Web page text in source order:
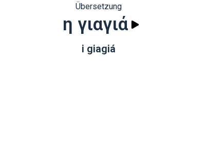
Übersetzung
η γιαγιά
i giagiá